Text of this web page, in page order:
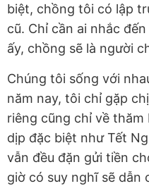
biệt, chồng tôi có lập
cũ. Chỉ cần ai nhắc
ấy, chồng sẽ là người
Chúng tôi sống với
năm nay, tôi chỉ gặp
riêng cũng chỉ về
dịp đặc biệt như Tết
vẫn đều đặn gửi tiền
giờ có suy nghĩ sẽ dẫn